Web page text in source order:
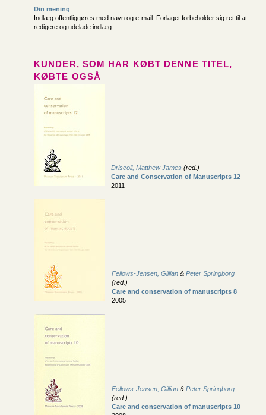
Din mening
Indlæg offentliggøres med navn og e-mail. Forlaget forbeholder sig ret til at
redigere og udelade indlæg.
KUNDER, SOM HAR KØBT DENNE TITEL,
KØBTE OGSÅ
Driscoll, Matthew James (red.)
Care and Conservation of Manuscripts 12
2011
Fellows-Jensen, Gillian & Peter Springborg
(red.)
Care and conservation of manuscripts 8
2005
Fellows-Jensen, Gillian & Peter Springborg
(red.)
Care and conservation of manuscripts 10